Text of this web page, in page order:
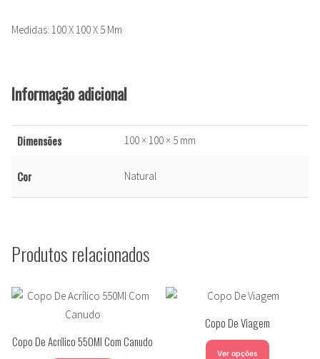
Medidas: 100 X 100 X 5 Mm
Informação adicional
Dimensões 100 × 100 × 5 mm
Cor Natural
Produtos relacionados
Copo De Acrílico 550Ml Com Canudo
Copo De Viagem
Ver opções